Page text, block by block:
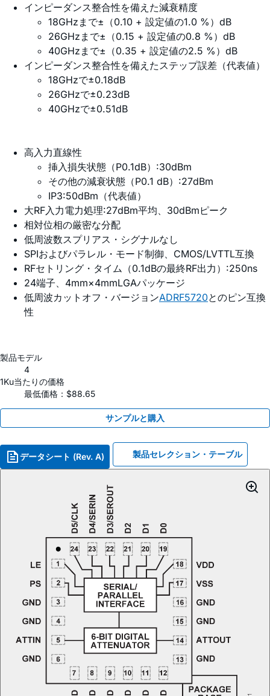
インピーダンス整合性を備えた減衰精度
18GHzまで±（0.10 + 設定値の1.0 %）dB
26GHzまで±（0.15 + 設定値の0.8 %）dB
40GHzまで±（0.35 + 設定値の2.5 %）dB
インピーダンス整合性を備えたステップ誤差（代表値）
18GHzで±0.18dB
26GHzで±0.23dB
40GHzで±0.51dB
高入力直線性
挿入損失状態（P0.1dB）:30dBm
その他の減衰状態（P0.1 dB）:27dBm
IP3:50dBm（代表値）
大RF入力電力処理:27dBm平均、30dBmピーク
相対位相の厳密な分配
低周波数スプリアス・シグナルなし
SPIおよびパラレル・モード制御、CMOS/LVTTL互換
RFセトリング・タイム（0.1dBの最終RF出力）:250ns
24端子、4mm×4mmLGAパッケージ
低周波カットオフ・バージョンADRF5720とのピン互換
性
製品モデル
4
1Ku当たりの価格
最低価格：$88.65
サンプルと購入
データシート (Rev. A) 製品セレクション・テーブル